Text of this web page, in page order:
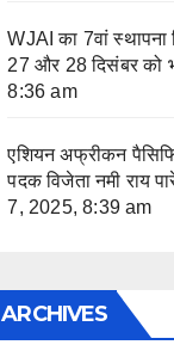
WJAI का 7वां स्थापना
27 और 28 दिसंबर को
8:36 am
एशियन अफ्रीकन
पदक विजेता नमी राय
7, 2025, 8:39 am
ARCHIVES